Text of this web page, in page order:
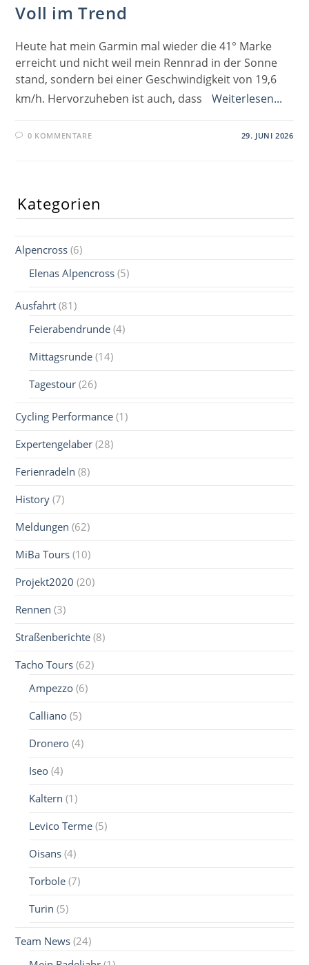
Voll im Trend
Heute hat mein Garmin mal wieder die 41° Marke
erreicht und nicht weil mein Rennrad in der Sonne
stand, sondern bei einer Geschwindigkeit von 19,6
km/h. Hervorzuheben ist auch, dass
Weiterlesen...
0 KOMMENTARE 29. JUNI 2026
Kategorien
Alpencross (6)
Elenas Alpencross (5)
Ausfahrt (81)
Feierabendrunde (4)
Mittagsrunde (14)
Tagestour (26)
Cycling Performance (1)
Expertengelaber (28)
Ferienradeln (8)
History (7)
Meldungen (62)
MiBa Tours (10)
Projekt2020 (20)
Rennen (3)
Straßenberichte (8)
Tacho Tours (62)
Ampezzo (6)
Calliano (5)
Dronero (4)
Iseo (4)
Kaltern (1)
Levico Terme (5)
Oisans (4)
Torbole (7)
Turin (5)
Team News (24)